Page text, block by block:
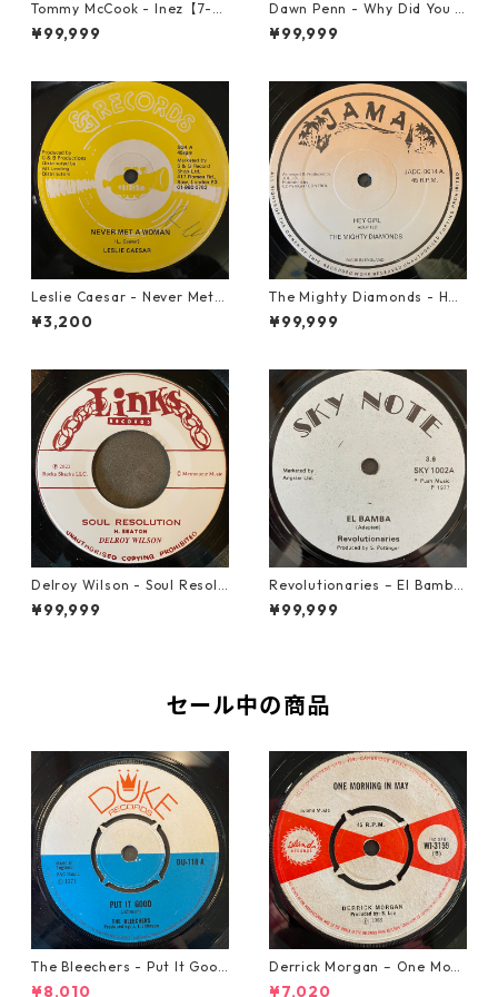
Tommy McCook - Inez【7-21
840】
¥99,999
Dawn Penn - Why Did You Li
e【7-21938】
¥99,999
Leslie Caesar - Never Met A
Woman【12-50067】
¥3,200
The Mighty Diamonds - Hey
Girl【12-50053】
¥99,999
Delroy Wilson - Soul Resolu
tion【7-21935】
¥99,999
Revolutionaries – El Bamba
【7-21855】
¥99,999
セール中の商品
The Bleechers - Put It Good
【7-21637】
¥8,010
Derrick Morgan – One Morn
ing In May【7-21653】
¥7,020